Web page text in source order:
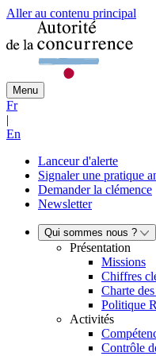
Aller au contenu principal
Menu
Fr
|
En
Lanceur d'alerte
Signaler une pratique
Demander la clémence
Newsletter
Qui sommes nous ?
Présentation
Missions
Chiffres
Charte
Politique
Activités
Contrôle